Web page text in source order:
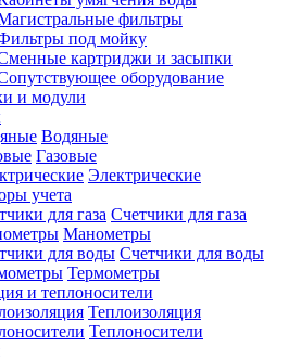
фильтры
под мойку
картриджи и засыпки
оборудование
и модули
Водяные
Газовые
Электрические
учета
Счетчики для газа
Манометры
Счетчики для воды
Термометры
и теплоносители
Теплоизоляция
Теплоносители